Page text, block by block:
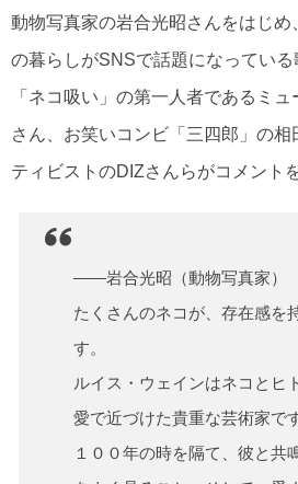
動物写真家の岩合光昭さんをはじめ
の暮らしがSNSで話題になっている
「ネコ吸い」の第一人者であるミ
さん、お笑いコンビ「三四郎」の相
ティビストのDIZさんらがコメント
――岩合光昭（動物写真家）
たくさんのネコが、存在感を
す。
ルイス・ウェインはネコとヒ
愛で近づけた貴重な芸術家です
１００年の時を隔て、彼と共